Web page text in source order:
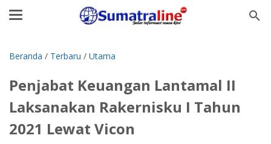
Beranda / Terbaru / Utama
Penjabat Keuangan Lantamal II
Laksanakan Rakernisku I Tahun
2021 Lewat Vicon